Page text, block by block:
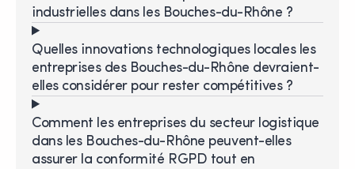
industrielles dans les Bouches-du-Rhône ?
Quelles innovations technologiques locales les
entreprises des Bouches-du-Rhône devraient-
elles considérer pour rester compétitives ?
Comment les entreprises du secteur logistique
dans les Bouches-du-Rhône peuvent-elles
assurer la conformité RGPD tout en